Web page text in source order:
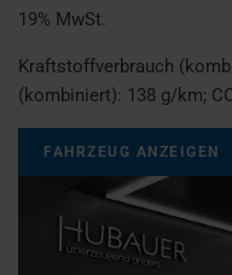
19% MwSt.
Kraftstoffverbrauch
(kombiniert): 138 g/km;
FAHRZEUG ANZEIGEN